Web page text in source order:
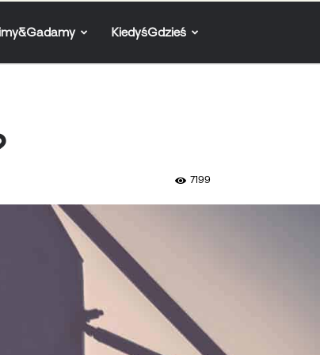
KiedyśGdzieś
7199